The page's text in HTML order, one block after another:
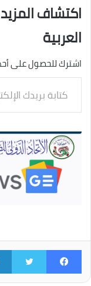
اكتشاف
العربية
اشترك للحصول على
بريدك
الإلكتروني...
فيسبوك